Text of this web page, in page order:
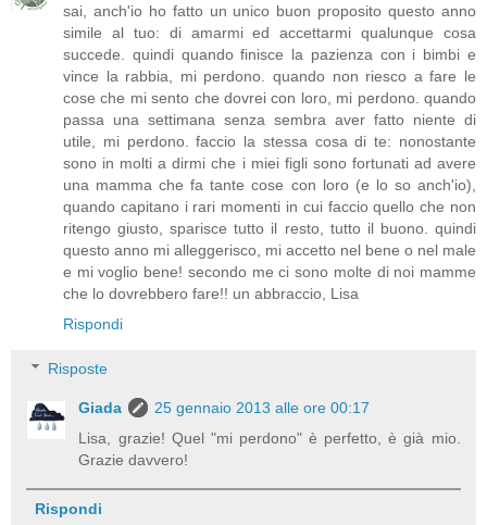
sai, anch'io ho fatto un unico buon proposito questo anno
simile al tuo: di amarmi ed accettarmi qualunque cosa
succede. quindi quando finisce la pazienza con i bimbi e
vince la rabbia, mi perdono. quando non riesco a fare le
cose che mi sento che dovrei con loro, mi perdono. quando
passa una settimana senza sembra aver fatto niente di
utile, mi perdono. faccio la stessa cosa di te: nonostante
sono in molti a dirmi che i miei figli sono fortunati ad avere
una mamma che fa tante cose con loro (e lo so anch'io),
quando capitano i rari momenti in cui faccio quello che non
ritengo giusto, sparisce tutto il resto, tutto il buono. quindi
questo anno mi alleggerisco, mi accetto nel bene o nel male
e mi voglio bene! secondo me ci sono molte di noi mamme
che lo dovrebbero fare!! un abbraccio, Lisa
Rispondi
Risposte
Giada
25 gennaio 2013 alle ore 00:17
Lisa, grazie! Quel "mi perdono" è perfetto, è già mio.
Grazie davvero!
Rispondi